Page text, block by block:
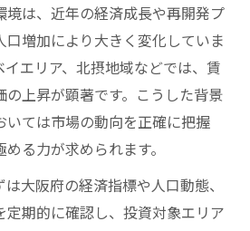
産投資における特定共同事業
同事業法違反リスクと投資判
境は、近年の経済成長や再開発プ
口増加により大きく変化していま
エリア、北摂地域などでは、賃
上昇が顕著です。こうした背景
いては市場の動向を正確に把握
る力が求められます。
大阪府の経済指標や人口動態、
期的に確認し、投資対象エリア